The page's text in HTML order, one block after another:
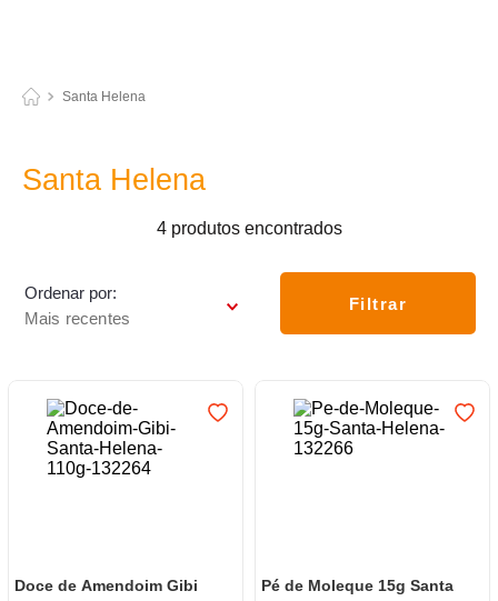
Santa Helena
Santa Helena
4 produtos
Ordenar por
Mais recentes
Filtrar
Doce de Amendoim Gibi
Pé de Moleque 15g Santa